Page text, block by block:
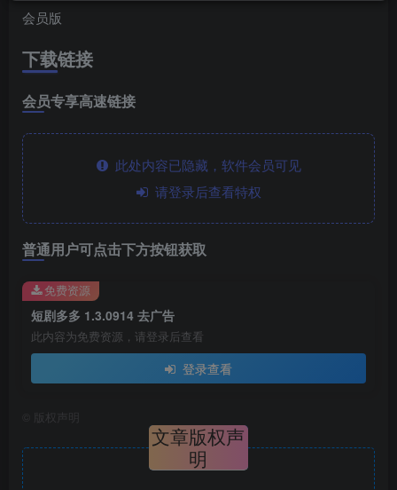
会员版
下载链接
会员专享高速链接
此处内容已隐藏，软件会员可见
请登录后查看特权
普通用户可点击下方按钮获取
短剧多多 1.3.0914 去广告
此内容为免费资源，请登录后查看
登录查看
免费资源
版权声明
文章版权声
明